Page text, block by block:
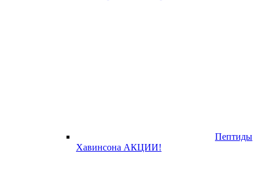
Пептиды
Хавинсона АКЦИИ!